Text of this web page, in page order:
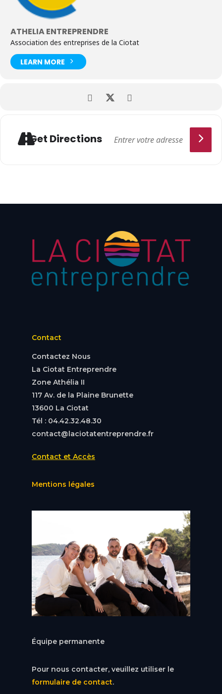
ATHELIA ENTREPRENDRE
Association des entreprises de la Ciotat
LEARN MORE
Get Directions
Contact
Contactez Nous
La Ciotat Entreprendre
Zone Athélia II
117 Av. de la Plaine Brunette
13600 La Ciotat
Tél : 04.42.32.48.30
contact@laciotatentreprendre.fr
Contact et Accès
Mentions légales
Équipe permanente
Pour nous contacter, veuillez utiliser le
formulaire de contact.